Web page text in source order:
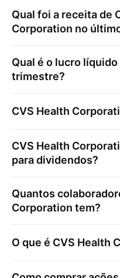
Qual foi a receita de
Corporation no
Qual é o lucro líquido
trimestre?
CVS Health
CVS Health
para dividendos?
Quantos
Corporation tem?
O que é CVS Health